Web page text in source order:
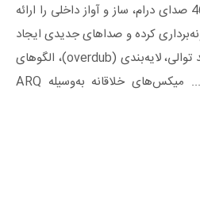
محصول همه‌کاره است که 460 صدای درام، ساز و آواز داخلی را ارائه
کرده و صداهای جدیدی ایجاد
می‌کند. با وجود امکاناتی مانند توالی، لایه‌بندی (overdub)، الگوهای
تنظیم ریتم، افزودن افکت و... میکس‌های خلاقانه به‌وسیله ARQ